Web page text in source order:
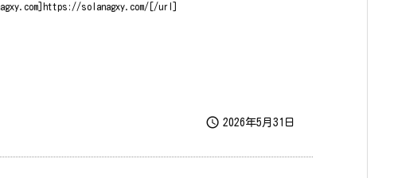
solanagxy.com/[/url]
 2026年5月31日